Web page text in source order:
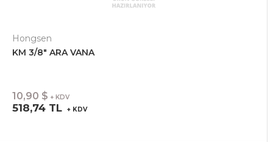
Hongsen
KM 3/8" ARA VANA
518,74 TL + KDV
10,90 $ + KDV